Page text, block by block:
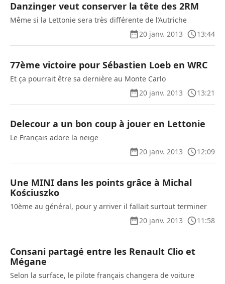
Danzinger veut conserver la tête des 2RM
Même si la Lettonie sera très différente de l’Autriche
20 janv. 2013
13:44
77ème victoire pour Sébastien Loeb en WRC
Et ça pourrait être sa dernière au Monte Carlo
20 janv. 2013
13:21
Delecour a un bon coup à jouer en Lettonie
Le Français adore la neige
20 janv. 2013
12:09
Une MINI dans les points grâce à Michal
Kościuszko
10ème au général, pour y arriver il fallait surtout terminer
20 janv. 2013
11:58
Consani partagé entre les Renault Clio et
Mégane
Selon la surface, le pilote français changera de voiture